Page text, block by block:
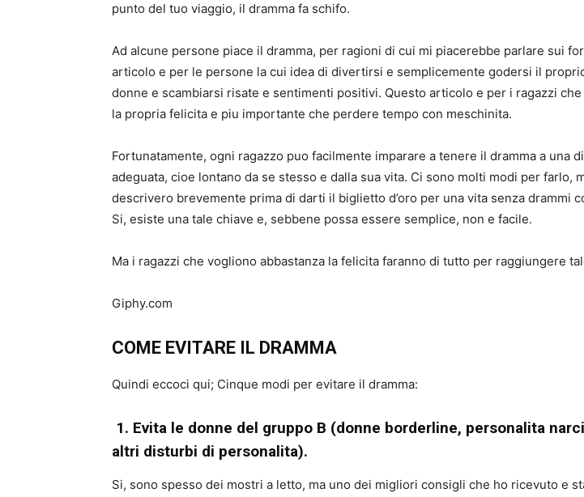
punto del tuo viaggio, il dramma fa schifo.
Ad alcune persone piace il dramma, per ragioni di cui mi piacerebbe parlare sui
articolo e per le persone la cui idea di divertirsi e semplicemente godersi il
donne e scambiarsi risate e sentimenti positivi. Questo articolo e per i ragazzi
la propria felicita e piu importante che perdere tempo con meschinita.
Fortunatamente, ogni ragazzo puo facilmente imparare a tenere il dramma a una
adeguata, cioe lontano da se stesso e dalla sua vita. Ci sono molti modi per farlo,
descrivero brevemente prima di darti il ​​biglietto d’oro per una vita senza drammi
Si, esiste una tale chiave e, sebbene possa essere semplice, non e facile.
Ma i ragazzi che vogliono abbastanza la felicita faranno di tutto per raggiungere
Giphy.com
COME EVITARE IL DRAMMA
Quindi eccoci qui; Cinque modi per evitare il dramma:
1. Evita le donne del gruppo B (donne borderline, personalita
altri disturbi di personalita).
Si, sono spesso dei mostri a letto, ma uno dei migliori consigli che ho ricevuto e